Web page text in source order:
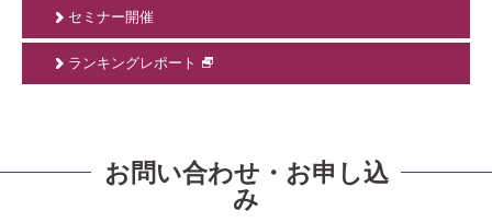
セミナー開催
ランキングレポート
お問い合わせ・お申し込
み